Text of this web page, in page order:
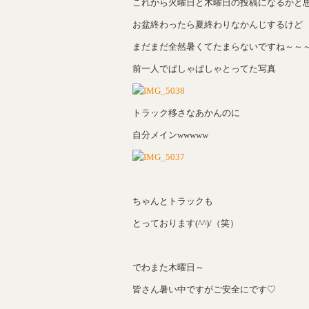
これから火曜日と木曜日の投稿になるかと
お盆終わったら夏終わりなかんじするけど
まだまだ全然暑くてたまらないですね～～
前一人でぱしゃぱしゃとってた写真
トラック移さなあかんのに
自分メインwwwww
ちゃんとトラックも
とっております(^^)/（笑）
でわまた木曜日～
皆さん暑い中ですがご安全にです♡